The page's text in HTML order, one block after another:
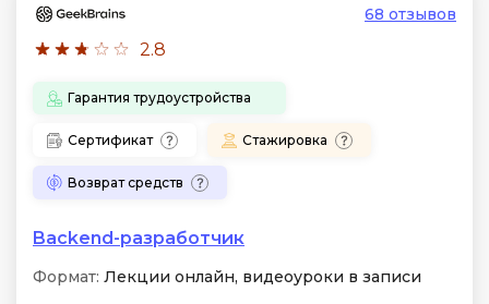
2.8
68 отзывов
Гарантия трудоустройства
Сертификат Стажировка
Возврат средств
Backend-разработчик
Формат: Лекции онлайн, видеоуроки в записи